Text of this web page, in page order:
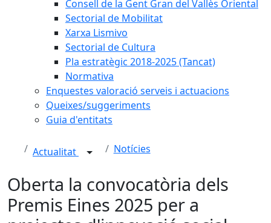
Consell de la Gent Gran del Vallès Oriental
Sectorial de Mobilitat
Xarxa Lismivo
Sectorial de Cultura
Pla estratègic 2018-2025 (Tancat)
Normativa
Enquestes valoració serveis i actuacions
Queixes/suggeriments
Guia d'entitats
Actualitat Notícies
Oberta la convocatòria dels
Premis Eines 2025 per a